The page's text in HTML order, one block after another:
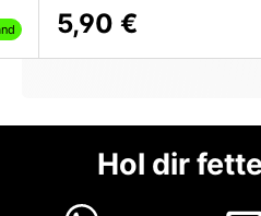
5,90 €
Hol dir